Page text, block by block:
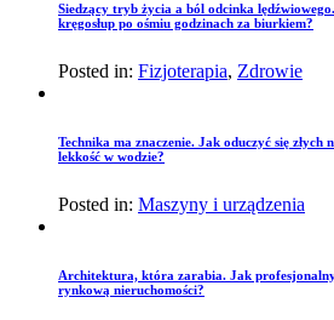
Siedzący tryb życia a ból odcinka
kręgosłup po ośmiu godzinach za biurkiem?
Posted in: Fizjoterapia, Zdrowie
Technika ma znaczenie. Jak oduczyć się złych
lekkość w wodzie?
Posted in: Maszyny i urządzenia
Architektura, która zarabia. Jak
rynkową nieruchomości?